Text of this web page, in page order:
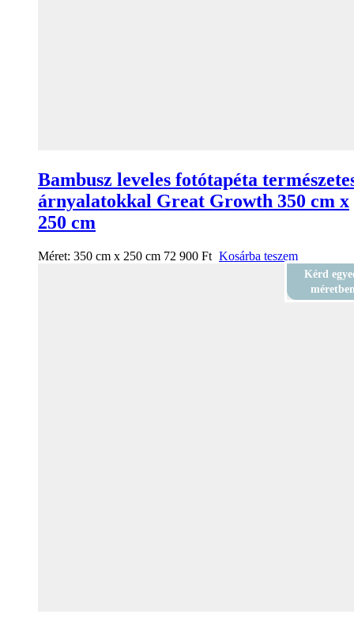
Bambusz leveles fotótapéta
árnyalatokkal Great Growth 350 cm x
250 cm
Méret: 350 cm x 250 cm 72 900 Ft Kosárba teszem
Kérd